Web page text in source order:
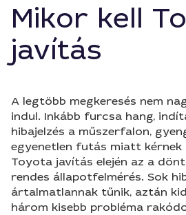
Mikor kell
javítás
A legtöbb megkeresés nem
indul. Inkább furcsa hang,
hibajelzés a műszerfalon,
egyenetlen futás miatt kérnek
Toyota javítás elején az a
rendes állapotfelmérés. Sok
ártalmatlannak tűnik, aztán
három kisebb probléma